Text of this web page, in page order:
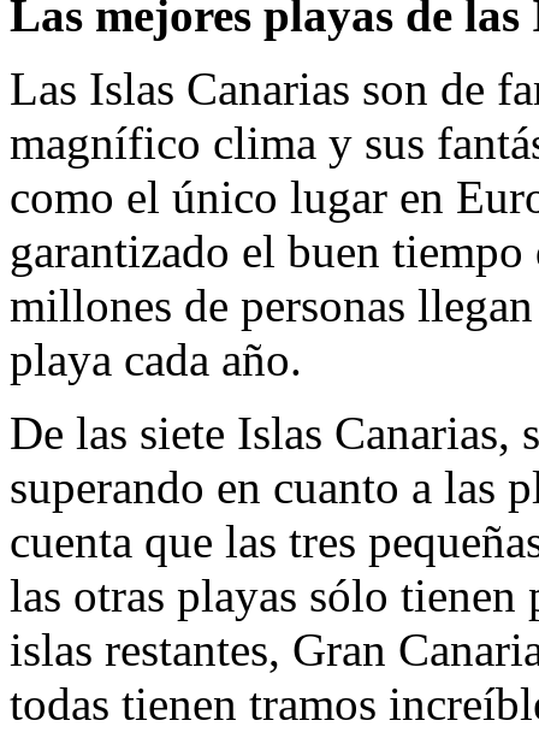
Las mejores playas de
Las Islas Canarias son de
magnífico clima y sus
como el único lugar en
garantizado el buen
millones de personas
playa cada año.
De las siete Islas
superando en cuanto a las
cuenta que las tres
las otras playas sólo
islas restantes, Gran
todas tienen tramos